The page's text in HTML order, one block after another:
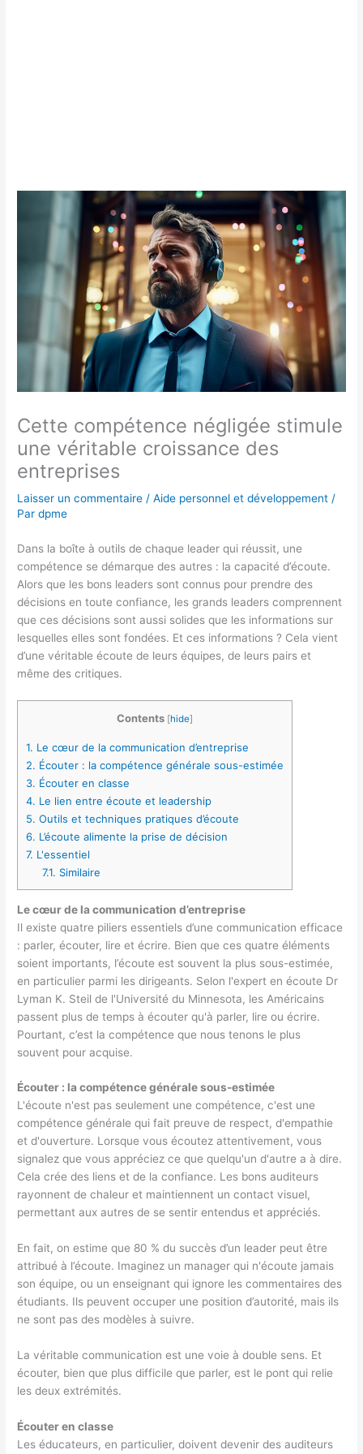
Cette compétence négligée stimule
une véritable croissance des
entreprises
Laisser un commentaire /Aide personnel et développement /
Pardpme
Dans la boîte à outils de chaque leader qui réussit, une
compétence se démarque des autres : la capacité d’écoute.
Alors que les bons leaders sont connus pour prendre des
décisions en toute confiance, les grands leaders comprennent
que ces décisions sont aussi solides que les informations sur
lesquelles elles sont fondées. Et ces informations ? Cela vient
d’une véritable écoute de leurs équipes, de leurs pairs et
même des critiques.
Contents [hide]
1. Le cœur de la communication d’entreprise
2. Écouter : la compétence générale sous-estimée
3. Écouter en classe
4. Le lien entre écoute et leadership
5. Outils et techniques pratiques d’écoute
6. L’écoute alimente la prise de décision
7. L'essentiel
7.1. Similaire
Le cœur de la communication d’entreprise
Il existe quatre piliers essentiels d’une communication efficace
: parler, écouter, lire et écrire. Bien que ces quatre éléments
soient importants, l’écoute est souvent la plus sous-estimée,
en particulier parmi les dirigeants. Selon l'expert en écoute Dr
Lyman K. Steil de l'Université du Minnesota, les Américains
passent plus de temps à écouter qu'à parler, lire ou écrire.
Pourtant, c’est la compétence que nous tenons le plus
souvent pour acquise.
Écouter : la compétence générale sous-estimée
L'écoute n'est pas seulement une compétence, c'est une
compétence générale qui fait preuve de respect, d'empathie
et d'ouverture. Lorsque vous écoutez attentivement, vous
signalez que vous appréciez ce que quelqu'un d'autre a à dire.
Cela crée des liens et de la confiance. Les bons auditeurs
rayonnent de chaleur et maintiennent un contact visuel,
permettant aux autres de se sentir entendus et appréciés.
En fait, on estime que 80 % du succès d’un leader peut être
attribué à l’écoute. Imaginez un manager qui n'écoute jamais
son équipe, ou un enseignant qui ignore les commentaires des
étudiants. Ils peuvent occuper une position d’autorité, mais ils
ne sont pas des modèles à suivre.
La véritable communication est une voie à double sens. Et
écouter, bien que plus difficile que parler, est le pont qui relie
les deux extrémités.
Écouter en classe
Les éducateurs, en particulier, doivent devenir des auditeurs